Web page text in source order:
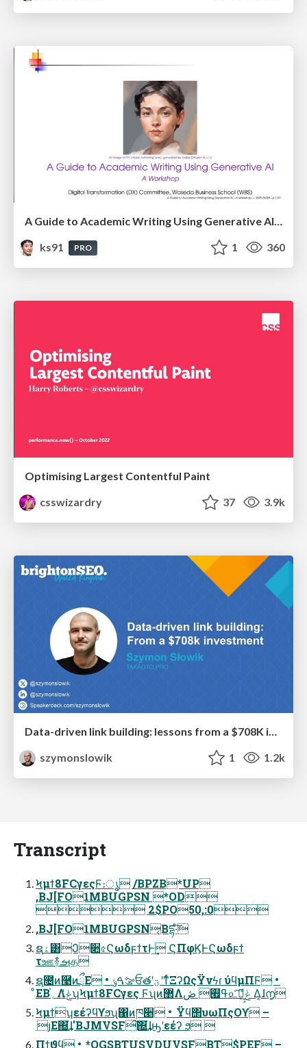
A Guide to Academic Writing Using Generative AI - A Workshop
ks91
PRO 1 360
Optimising Largest Contentful Paint
csswizardry
37 3.9k
szymonslowik
1 1.2k
Transcript
Ϟμϯ8FCγεςϜ։ൃ /BPZB*UP
,BJ[FO1MBUGPSN *OD
 2$PO50,:0
,BJ[FO1MBUGPSN͔Βདྷ·ͨ͠
ຊۀ͸Ე૊৫ϚωδϝϯτͰ͢ ϚΠφϏͰϚωδϝϯ
τஊٛ࿈ࡌத
ຊ೔ͷ࿩ͷྲྀΕ • ࡢࠓݸਓతʹؾʹͳͬͨΞʔΩςΫνϟɾ ύϥμΠϜ •
ͦΕΒ֓؍ΛݟͭͭʮϞμϯ8FCγες Ϝʯͷ܏޲Λߟ࡯ ڞ௨ͨ͠Կ͔͕ݟ͍ͩͤ Δ͔ɺ൱͔
Ϟμϯʮεέʔϥϒϧʯ΁ͷཁ੥ • Ϋϥ΢υωΠςΟϒ –
յΕ΍͘͢ɺ'BJMVSF͠΍͘͢ɺԣʹεέʔ ϧ 
Πϯϑϥ • *OGSBTUSVDUVSFBT$PEF –